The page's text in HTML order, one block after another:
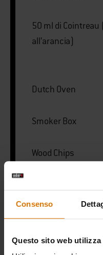
Consenso
Questo sito web utilizza
50 ml di
all’arancia)
Dutch Oven
Smoker Box
Wood Chips